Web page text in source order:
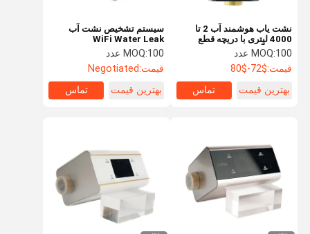
سیستم تشخیص نشت آب
WiFi Water Leak
تشخیص نشت آب کل خانه
MOQ:100 عدد
قیمت:Negotiated
بهترین قیمت
تماس
نشت یاب هوشمند آب 2 تا
4000 لیتری با دریچه قطع
خودکار آب
MOQ:100 عدد
قیمت:$72-$80
بهترین قیمت
تماس